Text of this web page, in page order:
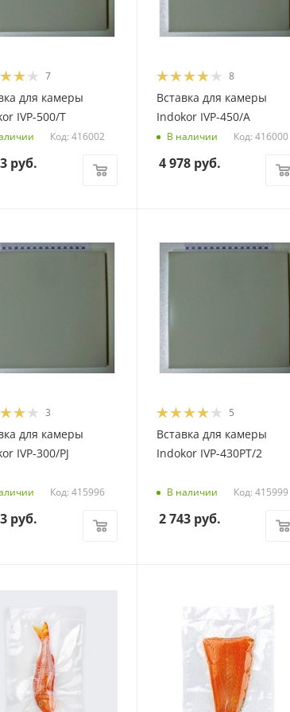
7
для камеры
IVP-500/T
Код: 416002
руб.
8
Вставка для камеры
Indokor IVP-450/A
В наличии Код: 416000
4 978руб.
3
для камеры
IVP-300/PJ
Код: 415996
руб.
5
Вставка для камеры
Indokor IVP-430PT/2
В наличии Код: 415999
2 743руб.